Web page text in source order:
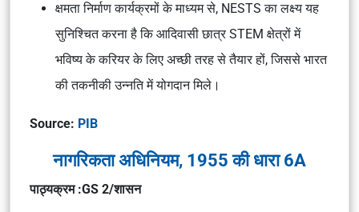
क्षमता निर्माण कार्यक्रमों के माध्यम से, NESTS का लक्ष्य यह
सुनिश्चित करना है कि आदिवासी छात्र STEM क्षेत्रों में
भविष्य के करियर के लिए अच्छी तरह से तैयार हों, जिससे भारत
की तकनीकी उन्नति में योगदान मिले।
Source: PIB
नागरिकता अधिनियम, 1955 की धारा 6A
पाठ्यक्रम :GS 2/शासन